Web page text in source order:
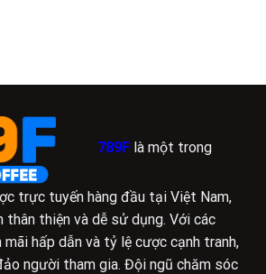
789F là một trong
trực tuyến hàng đầu tại Việt Nam,
thiện và dễ sử dụng. Với các
mãi hấp dẫn và tỷ lệ cược cạnh tranh,
người tham gia. Đội ngũ chăm sóc